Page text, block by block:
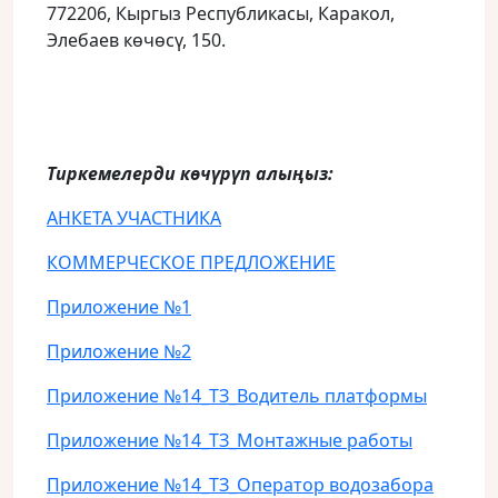
772206, Кыргыз Республикасы, Каракол,
Элебаев көчөсү, 150.
Тиркемелерди көчүрүп алыңыз:
АНКЕТА УЧАСТНИКА
КОММЕРЧЕСКОЕ ПРЕДЛОЖЕНИЕ
Приложение №1
Приложение №2
Приложение №14_ТЗ_Водитель платформы
Приложение №14_ТЗ_Монтажные работы
Приложение №14_ТЗ_Оператор водозабора